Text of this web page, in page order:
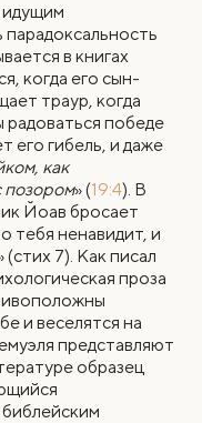
идущим
в книгах
когда его сын-
траур, когда
победе
его гибель, и даже
как
позором» (19:4). В
Йоав бросает
тебя ненавидит, и
7). Как писал
проза
и веселятся на
представляют
образец